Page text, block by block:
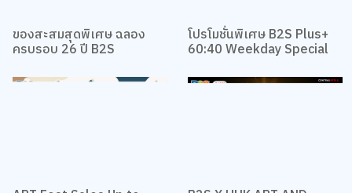
ครบรอบ 26 ปี B2S
โปรโมชั่นพิเศษ B2S Plus+
60:40 Weekday Special